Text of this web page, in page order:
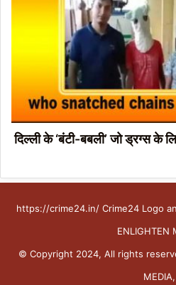
दिल्ली के ‘बंटी-बबली’ जो ड्रग्स के
https://crime24.in/ Crime24 Logo
ENLIGHTEN
© Copyright 2024, All rights
MEDIA,